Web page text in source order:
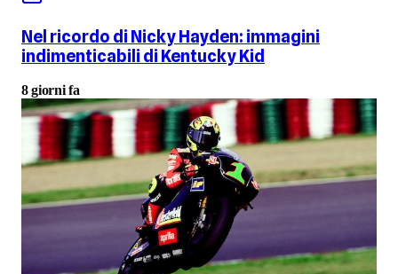
Nel ricordo di Nicky Hayden: immagini
indimenticabili di Kentucky Kid
8 giorni fa